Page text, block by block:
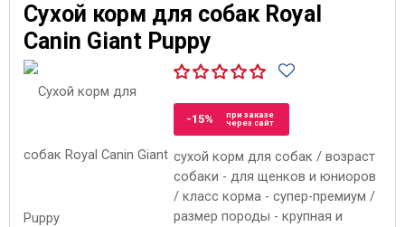
Сухой корм для собак Royal
Canin Giant Puppy
-15%
при заказе
через сайт
сухой корм для собак / возраст
собаки - для щенков и юниоров
/ класс корма - супер-премиум /
размер породы - крупная и